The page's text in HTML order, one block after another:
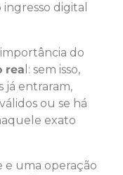
digital
do
rea l: sem isso,
já entraram,
ou se há
exato
e uma operação